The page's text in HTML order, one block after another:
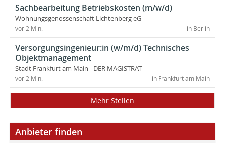
Sachbearbeitung Betriebskosten (m/w/d)
Wohnungsgenossenschaft Lichtenberg eG
in Berlin
vor 2 Min.
Versorgungsingenieur:in (w/m/d) Technisches
Objektmanagement
Stadt Frankfurt am Main - DER MAGISTRAT -
in Frankfurt am Main
vor 2 Min.
Mehr Stellen
Anbieter finden